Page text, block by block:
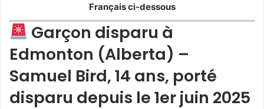
Français ci-dessous
Garçon disparu à
Edmonton (Alberta) –
Samuel Bird, 14 ans, porté
disparu depuis le 1er juin 2025